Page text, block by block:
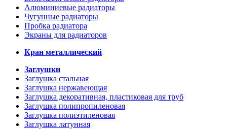
Алюминиевые радиаторы
Чугунные радиаторы
Пробка радиатора
Экраны для радиаторов
Кран металлический
Заглушки
Заглушка стальная
Заглушка нержавеющая
Заглушка декоративная, пластиковая для труб
Заглушка полипропиленовая
Заглушка полиэтиленовая
Заглушка латунная